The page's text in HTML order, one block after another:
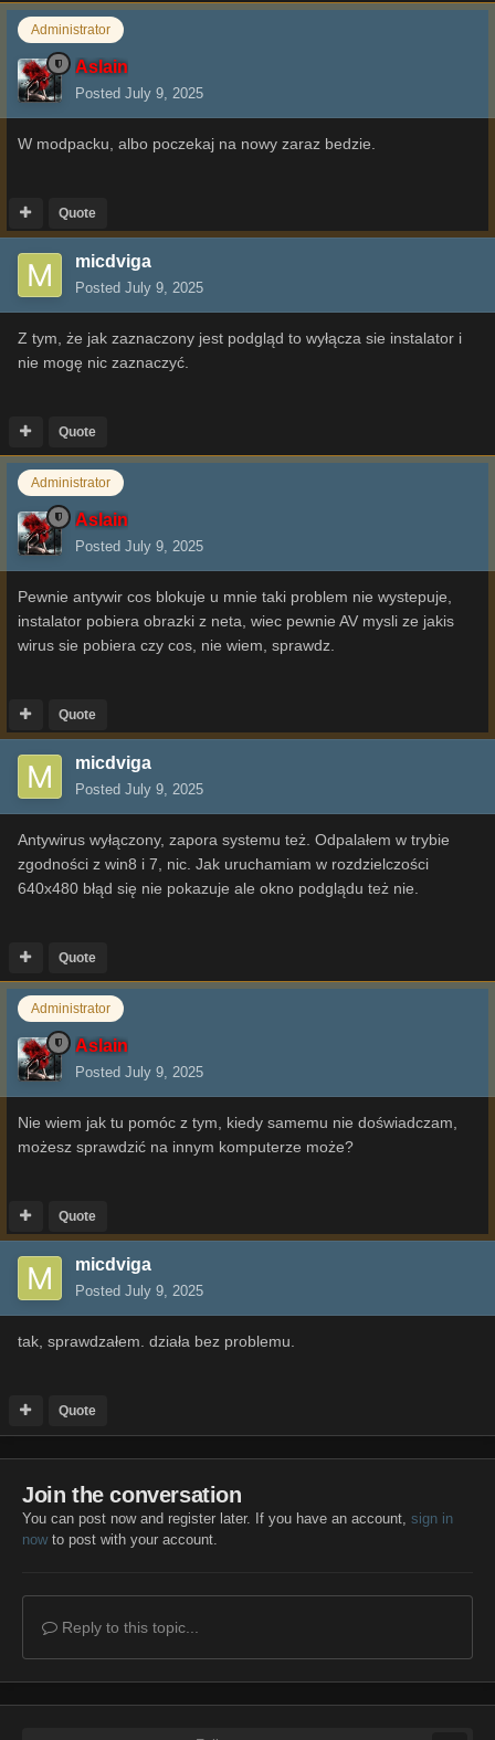
Administrator
Aslain
Posted July 9, 2025
W modpacku, albo poczekaj na nowy zaraz bedzie.
Quote
micdviga
Posted July 9, 2025
Z tym, że jak zaznaczony jest podgląd to wyłącza sie instalator i
nie mogę nic zaznaczyć.
Quote
Administrator
Aslain
Posted July 9, 2025
Pewnie antywir cos blokuje u mnie taki problem nie wystepuje,
instalator pobiera obrazki z neta, wiec pewnie AV mysli ze jakis
wirus sie pobiera czy cos, nie wiem, sprawdz.
Quote
micdviga
Posted July 9, 2025
Antywirus wyłączony, zapora systemu też. Odpalałem w trybie
zgodności z win8 i 7, nic. Jak uruchamiam w rozdzielczości
640x480 błąd się nie pokazuje ale okno podglądu też nie.
Quote
Administrator
Aslain
Posted July 9, 2025
Nie wiem jak tu pomóc z tym, kiedy samemu nie doświadczam,
możesz sprawdzić na innym komputerze może?
Quote
micdviga
Posted July 9, 2025
tak, sprawdzałem. działa bez problemu.
Quote
Join the conversation
You can post now and register later. If you have an account, sign in
nowto post with your account.
Reply to this topic...